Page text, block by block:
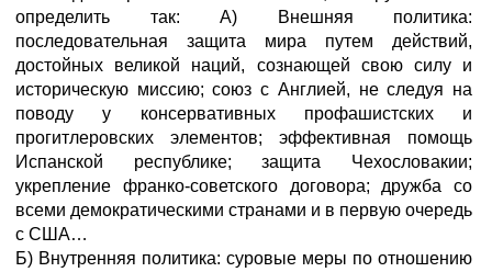
определить так: А) Внешняя политика:
последовательная защита мира путем действий,
достойных великой наций, сознающей свою силу и
историческую миссию; союз с Англией, не следуя на
поводу у консервативных профашистских и
прогитлеровских элементов; эффективная помощь
Испанской республике; защита Чехословакии;
укрепление франко-советского договора; дружба со
всеми демократическими странами и в первую очередь
с США…
Б) Внутренняя политика: суровые меры по отношению